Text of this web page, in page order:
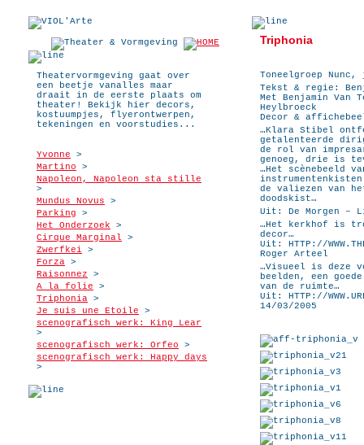
Theatervormgeving gaat over
een beetje vanalles maar
draait in de eerste plaats om
theater! Bekijk hier decors,
kostuumpjes, flyerontwerpen,
tekeningen en voorstudies...
Yvonne >
Martino >
Napoleon, Napoleon sta stille
>
Mundus Novus >
Parking >
Het Onderzoek >
Cirque Marginal >
Zwerfkei >
Forza >
Raisonnez >
A la folie >
Triphonia >
Je suis une Etoile >
scenografisch werk: King Lear
>
scenografisch werk: Orfeo >
scenografisch werk: Happy days
>
Triphonia
Toneelgroep
Tekst & regie:
Met Benjamin Van
Heylbroeck
Decor &
…Klara Stibel
getalenteerde
de rol van
genoeg, drie is
…Het scènebeeld
de valiezen van
doodskist…
Uit: De Morgen –
…Het kerkhof is
decor…
Uit: HTTP://
Roger Arteel
…Visueel is deze
beelden, een
van de ruimte…
Uit: HTTP://
14/03/2005